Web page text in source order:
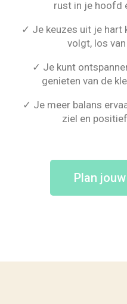
rust in je hoofd
✓ Je keuzes uit je hart
volgt, los
✓ Je kunt
genieten van de
✓ Je meer balans
ziel en
Plan